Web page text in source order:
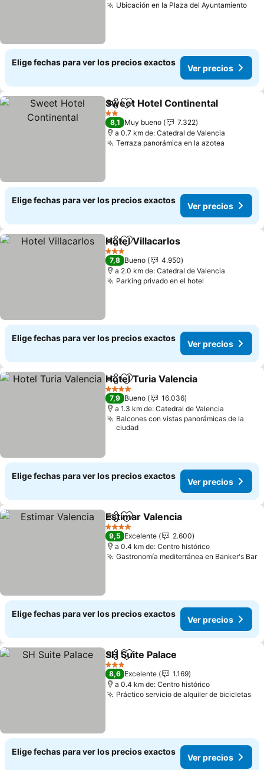
Ubicación en la Plaza del Ayuntamiento
Elige fechas para ver los precios exactos
Ver precios
CompartirAgregar a favoritos
Sweet Hotel Continental
2 Estrellas
8,1 Muy bueno
7.322
a 0.7 km de: Catedral de Valencia
Terraza panorámica en la azotea
Elige fechas para ver los precios exactos
Ver precios
CompartirAgregar a favoritos
Hotel Villacarlos
3 Estrellas
7,8 Bueno
4.950
a 2.0 km de: Catedral de Valencia
Parking privado en el hotel
Elige fechas para ver los precios exactos
Ver precios
CompartirAgregar a favoritos
Hotel Turia Valencia
4 Estrellas
7,9 Bueno
16.036
a 1.3 km de: Catedral de Valencia
Balcones con vistas panorámicas de la
ciudad
Elige fechas para ver los precios exactos
Ver precios
CompartirAgregar a favoritos
Estimar Valencia
4 Estrellas
9,5 Excelente
2.600
a 0.4 km de: Centro histórico
Gastronomía mediterránea en Banker's Bar
Elige fechas para ver los precios exactos
Ver precios
CompartirAgregar a favoritos
SH Suite Palace
3 Estrellas
8,6 Excelente
1.169
a 0.4 km de: Centro histórico
Práctico servicio de alquiler de bicicletas
Elige fechas para ver los precios exactos
Ver precios